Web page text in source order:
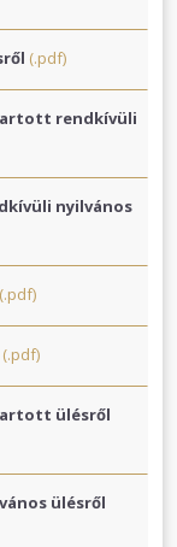
(.pdf)
rendkívüli
nyilvános
(.pdf)
(.pdf)
ülésről
ülésről